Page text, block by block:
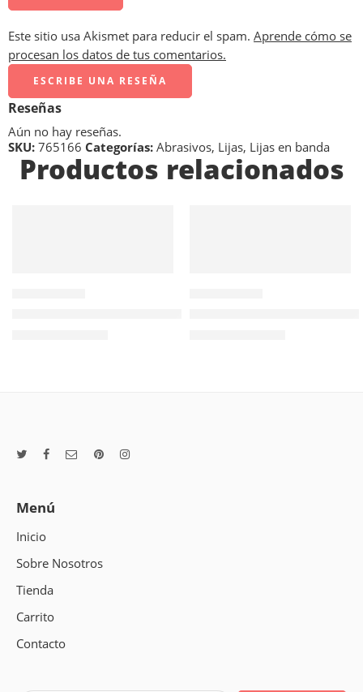
Este sitio usa Akismet para reducir el spam. Aprende cómo se
procesan los datos de tus comentarios.
ESCRIBE UNA RESEÑA
Reseñas
Aún no hay reseñas.
SKU: 765166 Categorías: Abrasivos, Lijas, Lijas en banda
Productos relacionados
Menú
Inicio
Sobre Nosotros
Tienda
Carrito
Contacto